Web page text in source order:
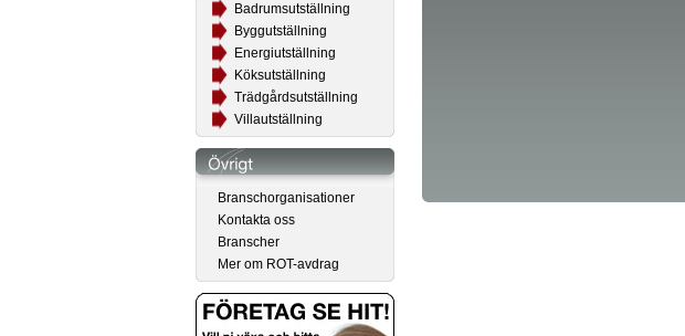
Badrumsutställning
Byggutställning
Energiutställning
Köksutställning
Trädgårdsutställning
Villautställning
Branschorganisationer
Kontakta oss
Branscher
Mer om ROT-avdrag